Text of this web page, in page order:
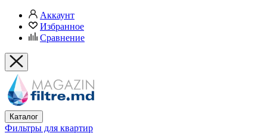
Аккаунт
Избранное
Сравнение
Каталог
Фильтры для квартир